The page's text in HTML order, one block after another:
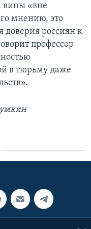
вины «вне
мнению, это
доверия россиян к
профессор
в тюрьму даже